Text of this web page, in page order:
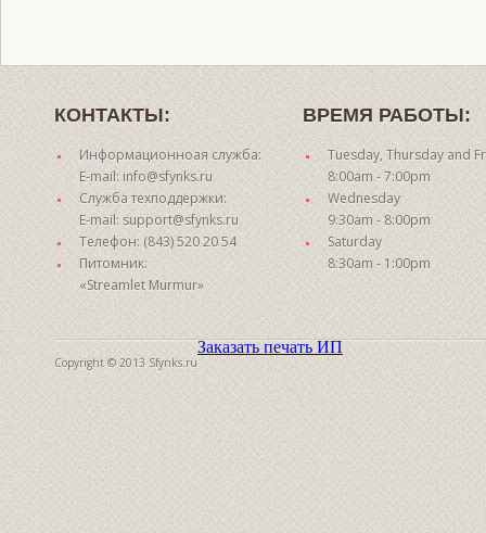
КОНТАКТЫ:
Информационноая служба:
E-mail: info@sfynks.ru
Служба техподдержки:
E-mail: support@sfynks.ru
Телефон: (843) 520 20 54
Питомник:
«Streamlet Murmur»
ВРЕМЯ РАБОТЫ:
Tuesday, Thursday and
8:00am - 7:00pm
Wednesday
9:30am - 8:00pm
Saturday
8:30am - 1:00pm
Copyright © 2013 Sfynks.ru
Заказать печать ИП